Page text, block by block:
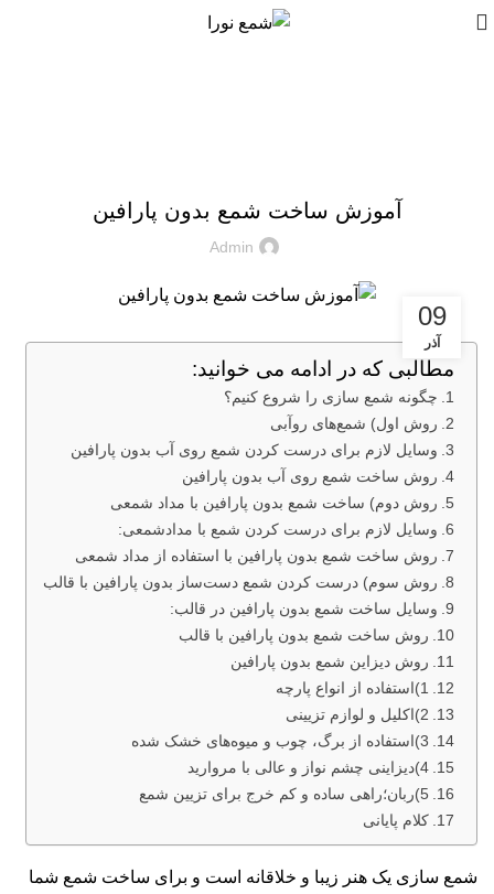
آموزش ساخت شمع بدون پارافین
Admin
09
آذر
مطالبی که در ادامه می خوانید:
چگونه شمع سازی را شروع کنیم؟
روش اول) شمع‌های روآبی
وسایل لازم برای درست کردن شمع روی آب بدون پارافین
روش ساخت شمع روی آب بدون پارافین
روش دوم) ساخت شمع بدون پارافین با مداد شمعی
وسایل لازم برای درست کردن شمع با مدادشمعی:
روش ساخت شمع بدون پارافین با استفاده از مداد شمعی
روش سوم) درست کردن شمع دست‌ساز بدون پارافین با قالب
وسایل ساخت شمع بدون پارافین در قالب:
روش ساخت شمع بدون پارافین با قالب
روش دیزاین شمع بدون پارافین
1)استفاده از انواع پارچه
2)اکلیل و لوازم تزیینی
3)استفاده از برگ، چوب و میوه‌های خشک شده
4)دیزاینی چشم نواز و عالی با مروارید
5)ربان؛راهی ساده و کم خرج برای تزیین شمع
کلام پایانی
شمع سازی یک هنر زیبا و خلاقانه است و برای ساخت شمع شما